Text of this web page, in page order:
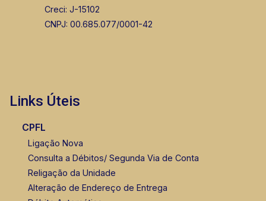
Creci: J-15102
CNPJ: 00.685.077/0001-42
Links Úteis
CPFL
Ligação Nova
Consulta a Débitos/ Segunda Via de Conta
Religação da Unidade
Alteração de Endereço de Entrega